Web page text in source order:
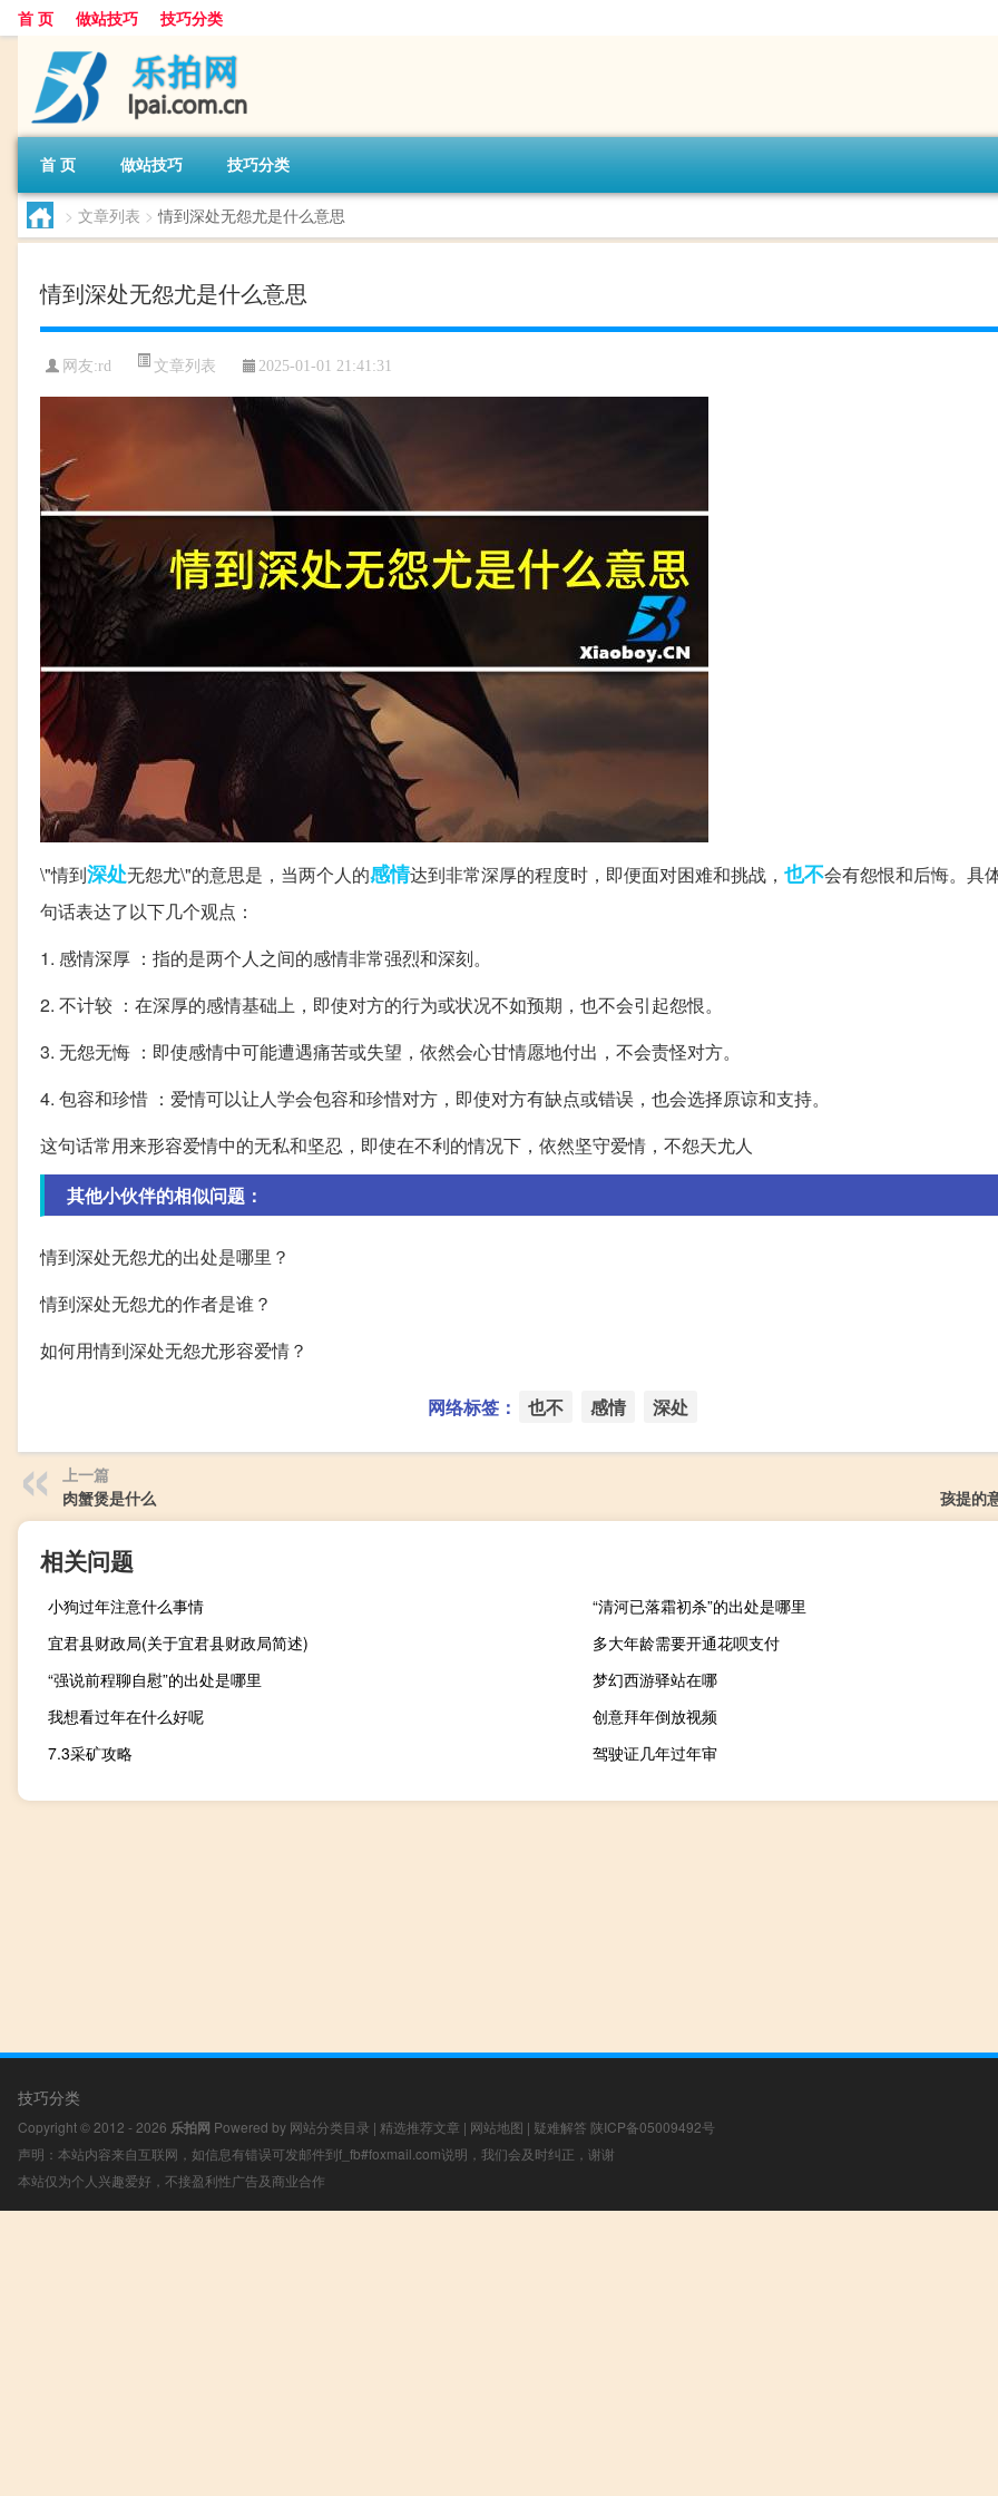
首 页 做站技巧 技巧分类
首 页 做站技巧 技巧分类
> 文章列表 > 情到深处无怨尤是什么意思
情到深处无怨尤是什么意思
网友:rd 文章列表 2025-01-01 21:41:31
\"情到深处无怨尤\"的意思是，当两个人的感情达到非常深厚的程度时，即便面对困难和挑战， 也不会有怨恨和后悔。具
句话表达了以下几个观点：
1. 感情深厚 ：指的是两个人之间的感情非常强烈和深刻。
2. 不计较 ：在深厚的感情基础上，即使对方的行为或状况不如预期，也不会引起怨恨。
3. 无怨无悔 ：即使感情中可能遭遇痛苦或失望，依然会心甘情愿地付出，不会责怪对方。
4. 包容和珍惜 ：爱情可以让人学会包容和珍惜对方，即使对方有缺点或错误，也会选择原谅和支持。
这句话常用来形容爱情中的无私和坚忍，即使在不利的情况下，依然坚守爱情，不怨天尤人
其他小伙伴的相似问题：
情到深处无怨尤的出处是哪里？
情到深处无怨尤的作者是谁？
如何用情到深处无怨尤形容爱情？
网络标签： 也不 感情 深处
上一篇
肉蟹煲是什么
孩提的
相关问题
小狗过年注意什么事情
“清河已落霜初杀”的出处是哪里
宜君县财政局(关于宜君县财政局简述)
多大年龄需要开通花呗支付
“强说前程聊自慰”的出处是哪里
梦幻西游驿站在哪
我想看过年在什么好呢
创意拜年倒放视频
7.3采矿攻略
驾驶证几年过年审
技巧分类
Copyright © 2012 - 2026 乐拍网 Powered by 网站分类目录 | 精选推荐文章 | 网站地图 | 疑难解答 陕ICP备05009492号
声明：本站内容来自互联网，如信息有错误可发邮件到f_fb#foxmail.com说明，我们会及时纠正，谢谢
本站仅为个人兴趣爱好，不接盈利性广告及商业合作